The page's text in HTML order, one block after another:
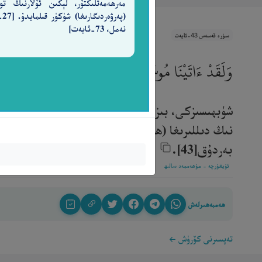
مەرھەمەتلىكتۇر، لېكىن ئۇلارنىڭ
نەمل، 73-ئايەت]
سۈرە قەسەس 43-ئايەت
وَلَقَدْ ءَاتَيْنَا مُوسَى ٱلْكِتَـٰبَ مِنۢ بَعْدِ مَآ
شۈبھىسىزكى، بىز (نۇھنىڭ قەۋمى ئاد، سەمۇد ۋە
نىڭ دىللىرىغا (ھەقىقەتنى كۆرىدىغان) نۇر
بەردۇق[43].‎
ئۇيغۇرچە - مۇھەممەد سالىھ
ھەمبەھىرلەش
تەپسىرنى كۆرۈش